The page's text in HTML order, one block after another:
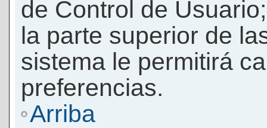
de Control de
la parte superior de
sistema le permitirá
preferencias.
Arriba